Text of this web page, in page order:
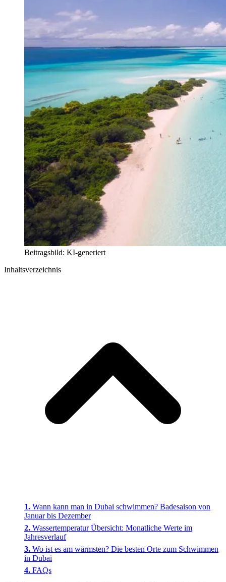
Beitragsbild: KI-generiert
Inhaltsverzeichnis
Wann kann man in Dubai schwimmen? Badesaison von
Januar bis Dezember
Wassertemperatur Übersicht: Monatliche Werte im
Jahresverlauf
Wo ist es am wärmsten? Die besten Orte zum Schwimmen
in Dubai
FAQs